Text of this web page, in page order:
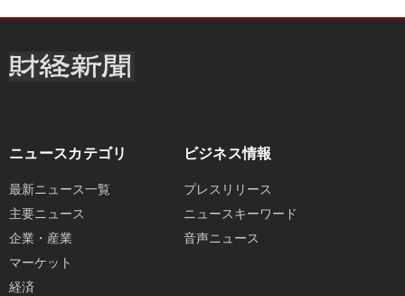
ニュースカテゴリ
最新ニュース一覧
主要ニュース
企業・産業
マーケット
経済
ビジネス情報
プレスリリース
ニュースキーワード
音声ニュース